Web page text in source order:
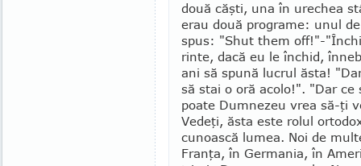
două căşti, una în urechea
erau două pro­gra­­me: unul
spus: "Shut them off!"-
rinte, dacă eu le închid,
ani să spună lucrul ăsta!
să stai o oră acolo!". "Dar
poate Dum­nezeu vrea să-ţi
Vedeţi, ăsta este rolul
cunoască lumea. Noi de
Franţa, în Germania, în